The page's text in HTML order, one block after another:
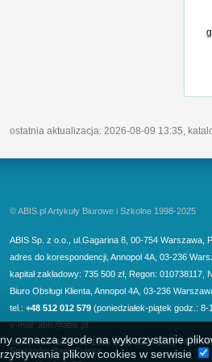
ostatnia aktualizacja: 2026-08-09 13:35,
© ABIS.pl Artykuły Biurowe i Szkolne 1998-2025
ABIS Sp. z o.o. ul.Gagarina 8 00-754 Warszawa
adres do korespondencji Annopol 4A 03-236
kapitał zakładowy: 735 500 zł, Regon: 010738117,
Biuro Obsługi Klienta, Annopol 4A, 03-236
tel.: +48 512 012 579 (poniedziałek-piątek godz.: 8-
e-mail:abis@abis.pl
numer rachunku: 62 1910 1048 2215 1221 7400
Santander Bank Polska
oznacza zgode na wykorzystanie
plikow cookies w serwisie